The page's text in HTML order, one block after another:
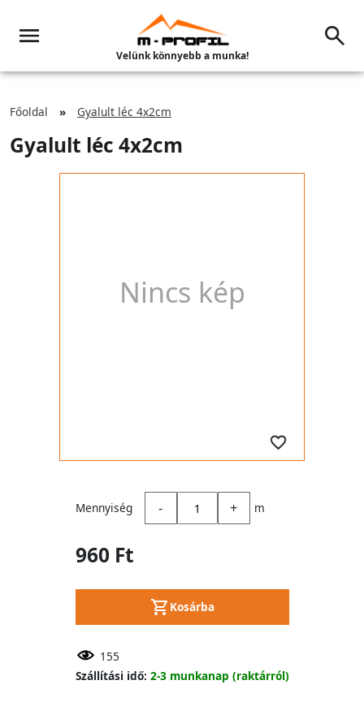
Velünk könnyebb a munka!
Főoldal Gyalult léc 4x2cm
Gyalult léc 4x2cm
Nincs kép
Mennyiség - + m
960 Ft
Kosárba
155
Szállítási idő: 2-3 munkanap (raktárról)